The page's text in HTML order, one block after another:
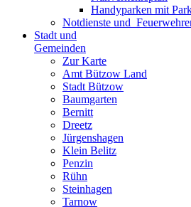
Handyparken mit
Notdienste und
Stadt und
Gemeinden
Zur Karte
Amt Bützow Land
Stadt Bützow
Baumgarten
Bernitt
Dreetz
Jürgenshagen
Klein Belitz
Penzin
Rühn
Steinhagen
Tarnow